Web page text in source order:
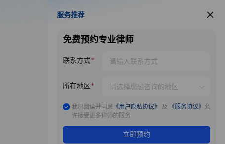
服务推荐
服务推荐
免费预约专业律师
联系方式
所在地区
我已阅读并同意 《用户隐私协议》 及 《服务协议》 允
许接受更多律师的服务
立即预约